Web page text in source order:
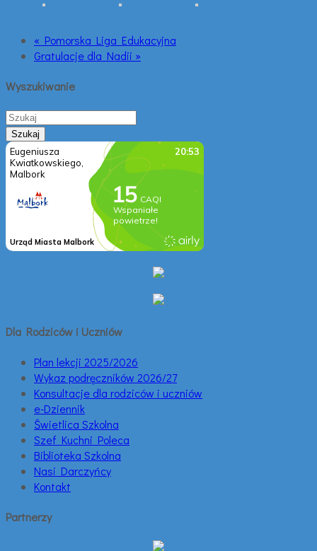
« Pomorska Liga Edukacyjna
Gratulacje dla Nadii »
Wyszukiwanie
Dla Rodziców i Uczniów
Plan lekcji 2025/2026
Wykaz podręczników 2026/27
Konsultacje dla rodziców i uczniów
e-Dziennik
Świetlica Szkolna
Szef Kuchni Poleca
Biblioteka Szkolna
Nasi Darczyńcy
Kontakt
Partnerzy